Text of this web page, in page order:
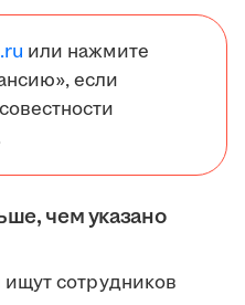
или нажмите
если
чем указано
сотрудников